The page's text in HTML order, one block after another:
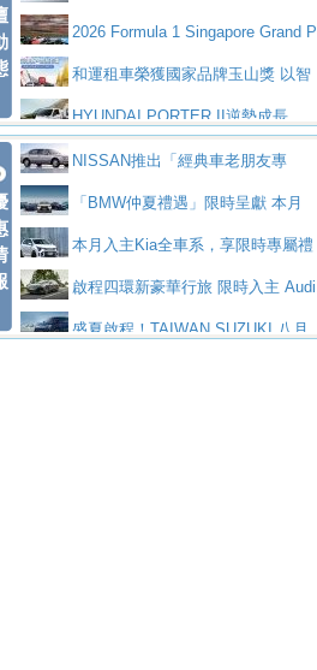
五位成員 全新 RANGE ROVER GT 預告登
場
造型華麗時尚、科技座艙再進化，P
eugeot 208小改款發表上市94.8萬起
／小時
返 1000 Miglia 傳承競速榮耀
法拉利首款純電跑車Luce亮相，最
大馬力超過1000匹並具備530公里最大續航
里程
小車大空間、座艙科技更先進，SK
ODA發表全新純電跨界休旅Eipq祭平民化車
價89萬起
賓士AMG.EA專屬平台首作，Merc
edes-AMG 全新GT 4-Door Coupe全球首發
福斯推出首款GTI純電性能掀背ID.
Polo GTI，擁有226匹馬力和零百加速 6.8
秒的實力
Jaguar 公布四門 GT車款正式車名
為JAGUAR TYPE 01
終於跟上進度，LEXUS發表首款三
排六座純電旗艦休旅 TZ
有錢也買不到的Golf R！福斯打造
全新Golf R 24h賽車將挑戰紐柏林24小時耐
SKODA公布全新小型純電跨界休旅
o 綜效輸出增至1,048匹
2026 Formula 1 Singapore Grand P
rix 新加坡大獎賽 Audi 極速之旅開放報名
和運租車榮獲國家品牌玉山獎 以智
慧移動與綠能創新
HYUNDAI PORTER II逆勢成長，
勇奪中型貨車銷售冠軍
父親節霸氣獻禮！PGO 威力125 最
低入手價 $60,900 起 省油ｘ安全ｘ大空間
陪爸爸輕鬆
福斯商旅挺頭家 推出「德系質感 精
算圓夢」專案yundai推出AllDayEnergy能源服
務 讓電動車化身行動儲能系統
NISSAN X-TRAIL 上市首月銷量
躋身同級前3名Toyota歐洲純電車銷量翻倍 2026
NISSAN推出「經典車老朋友專
案」 以匠人精神煥新珍品座駕
「BMW仲夏禮遇」限時呈獻 本月
入主即享尊榮豪華五星假期 多元優購方案
同步實施
本月入主Kia全車系，享限時專屬禮
遇 啟程四環新豪華行旅 限時入主 Audi
A6 旗艦陣容 低月付5,888元起及3 年乙式險
盛夏啟程！TAIWAN SUZUKI 八月